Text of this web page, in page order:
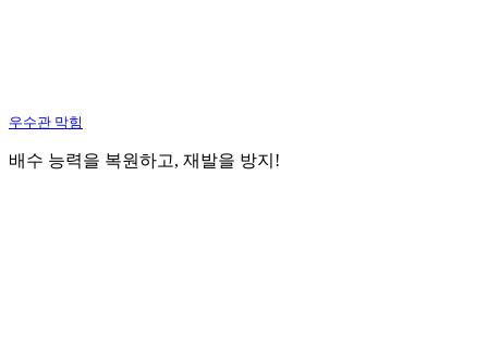
우수관 막힘
배수 능력을 복원하고, 재발을 방지!